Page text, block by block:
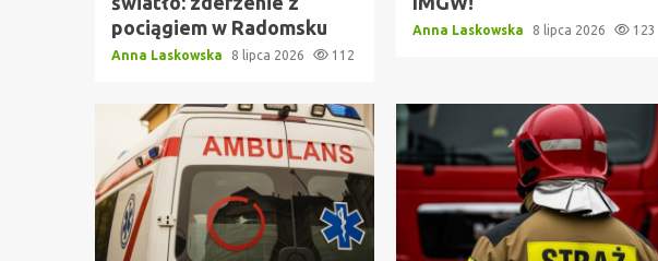
pociągiem w Radomsku
Anna Laskowska 8 lipca 2026 112
Anna Laskowska 8 lipca 2026 123